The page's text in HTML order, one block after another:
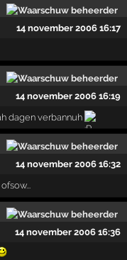
14 november 2006 16:17
14 november 2006 16:19
dagen verbannuh
14 november 2006 16:32
14 november 2006 16:36